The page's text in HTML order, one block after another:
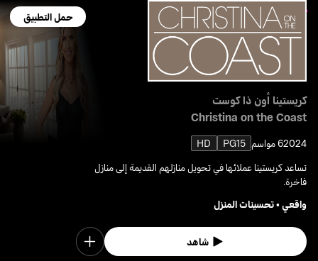
حمل التطبيق
كريستينا أون ذا كوست
Christina on the Coast
20246 مواسم PG15
HD
تساعد كريستينا عملائها في تحويل منازلهم القديمة إلى منازل
فاخرة.
واقعي •تحسينات المنزل
شاهد